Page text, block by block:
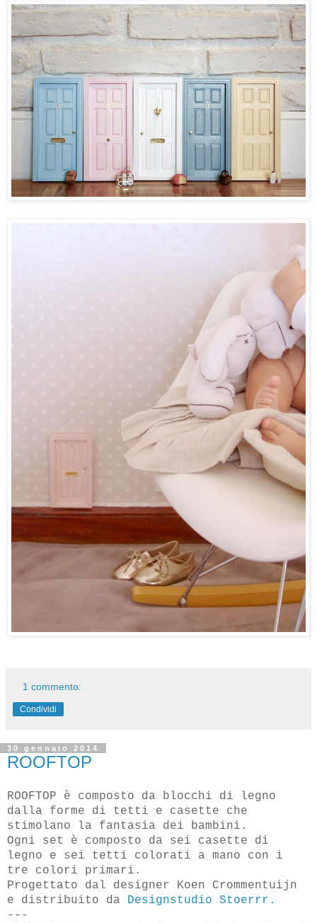
1 commento:
Condividi
30 gennaio 2014
ROOFTOP
ROOFTOP è composto da blocchi di legno
dalla forme di tetti e casette che
stimolano la fantasia dei bambini.
Ogni set è composto da sei casette di
legno e sei tetti colorati a mano con i
tre colori primari.
Progettato dal designer Koen Crommentuijn
e distribuito da Designstudio Stoerrr.
---